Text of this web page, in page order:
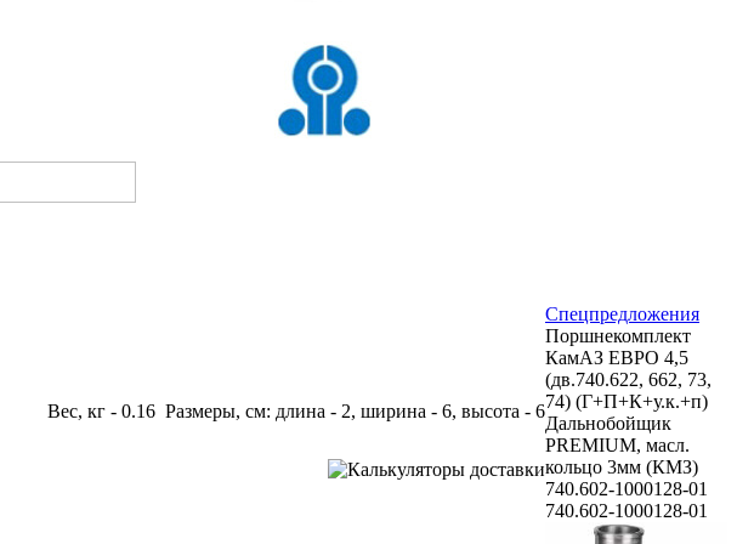
Вес, кг - 0.16 Размеры, см: длина - 2, ширина - 6, высота - 6
Спецпредложения
Поршнекомплект
КамАЗ ЕВРО 4,5
(дв.740.622, 662, 73,
74) (Г+П+К+у.к.+п)
Дальнобойщик
PREMIUM, масл.
кольцо 3мм (КМЗ)
740.602-1000128-01
740.602-1000128-01